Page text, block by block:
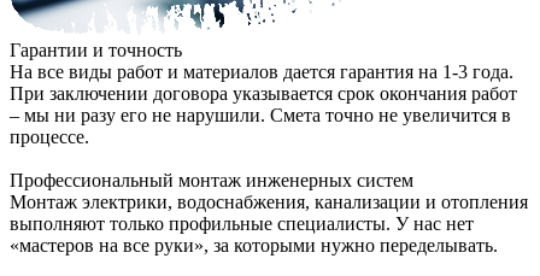
Гарантии и точность
На все виды работ и материалов дается гарантия на 1-3 года.
При заключении договора указывается срок окончания работ
– мы ни разу его не нарушили. Смета точно не увеличится в
процессе.
Профессиональный монтаж инженерных систем
Монтаж электрики, водоснабжения, канализации и отопления
выполняют только профильные специалисты. У нас нет
«мастеров на все руки», за которыми нужно переделывать.